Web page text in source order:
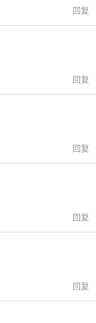
回复
回复
回复
回复
回复